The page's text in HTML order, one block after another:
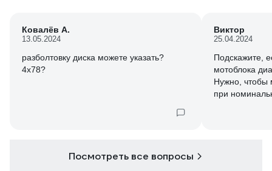
Ковалёв А.
13.05.2024
разболтовку диска можете указать?
4х78?
Виктор
25.04.2024
Подскажите, есть ли колеса для
мотоблока
Нужно, чтобы
при
Посмотреть все вопросы